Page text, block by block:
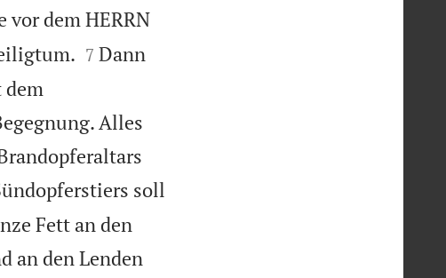
vor dem HERRN

7 Dann
dem
Alles
soll
Fett an den
an den Lenden